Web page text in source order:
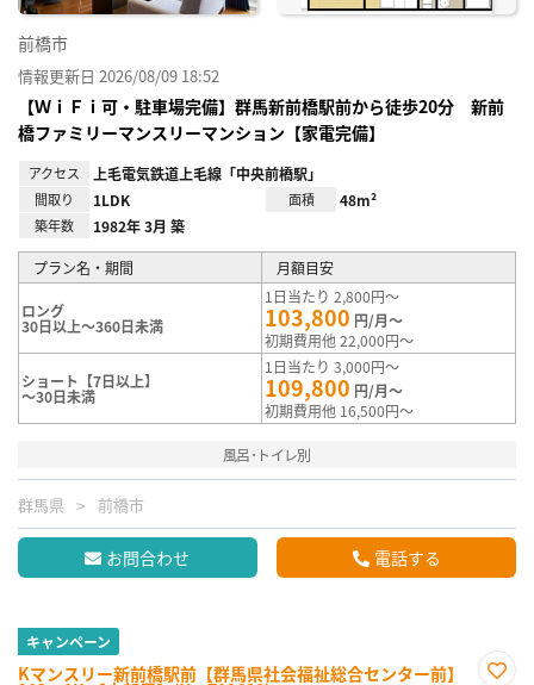
前橋市
情報更新日 2026/08/09 18:52
【ＷｉＦｉ可・駐車場完備】群馬新前橋駅前から徒歩20分 新前
橋ファミリーマンスリーマンション【家電完備】
アクセス 上毛電気鉄道上毛線「中央前橋駅」
間取り 1LDK 面積 48m²
築年数 1982年 3月 築
プラン名・期間 月額目安
ロング
30日以上～360日未満
1日当たり 2,800円～
103,800 円/月～
初期費用他 22,000円～
ショート【7日以上】
～30日未満
1日当たり 3,000円～
109,800 円/月～
初期費用他 16,500円～
風呂･トイレ別
群馬県 前橋市
お問合わせ 電話する
キャンペーン
Kマンスリー新前橋駅前【群馬県社会福祉総合センター前】